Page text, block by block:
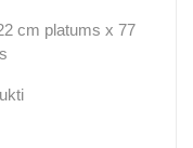
cm platums x 77